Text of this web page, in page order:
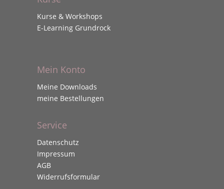
Kurse & Workshops
E-Learning Grundrock
Mein Konto
Meine Downloads
meine Bestellungen
Service
Datenschutz
Impressum
AGB
Widerrufsformular